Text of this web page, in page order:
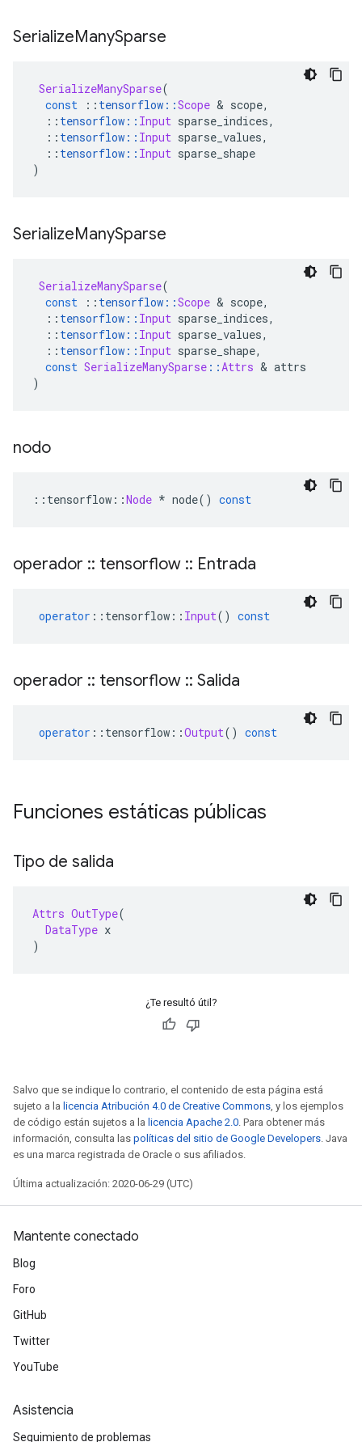
SerializeManySparse
SerializeManySparse(
const
:: tensorflow ::Scope & scope,
:: tensorflow :: Input sparse_indices,
:: tensorflow :: Input sparse_values,
:: tensorflow :: Input sparse_shape
)
SerializeManySparse
SerializeManySparse(
const
:: tensorflow ::Scope & scope,
:: tensorflow :: Input sparse_indices,
:: tensorflow :: Input sparse_values,
:: tensorflow :: Input sparse_shape,
const SerializeManySparse ::Attrs & attrs
)
nodo
:: tensorflow ::Node * node() const
operador :: tensorflow :: Entrada
operator :: tensorflow :: Input() const
operador :: tensorflow :: Salida
operator :: tensorflow ::Output() const
Funciones estáticas públicas
Tipo de salida
Attrs OutType(
DataType x
)
¿Te resultó útil?
Salvo que se indique lo contrario, el contenido de esta página está
sujeto a la licencia Atribución 4.0 de Creative Commons, y los ejemplos
de código están sujetos a la licencia Apache 2.0. Para obtener más
información, consulta las políticas del sitio de Google Developers. Java
es una marca registrada de Oracle o sus afiliados.
Última actualización: 2020-06-29 (UTC)
Mantente conectado
Blog
Foro
GitHub
Twitter
YouTube
Asistencia
Seguimiento de problemas